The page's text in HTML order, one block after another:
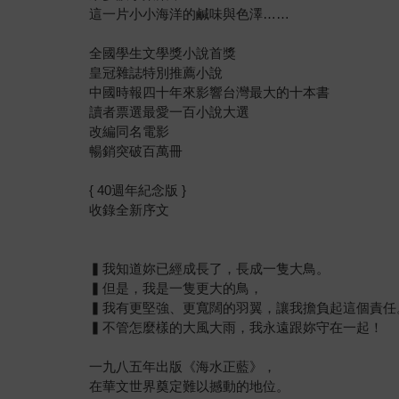
這一片小小海洋的鹹味與色澤……
全國學生文學獎小說首獎
皇冠雜誌特別推薦小說
中國時報四十年來影響台灣最大的十本書
讀者票選最愛一百小說大選
改編同名電影
暢銷突破百萬冊
{ 40週年紀念版 }
收錄全新序文
▍我知道妳已經成長了，長成一隻大鳥。
▍但是，我是一隻更大的鳥，
▍我有更堅強、更寬闊的羽翼，讓我擔負起這個責任
▍不管怎麼樣的大風大雨，我永遠跟妳守在一起！
一九八五年出版《海水正藍》，
在華文世界奠定難以撼動的地位。